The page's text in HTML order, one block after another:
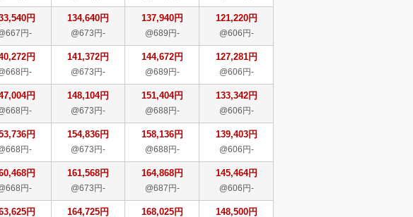
円
円-
134,640円
@673円-
137,940円
@689円-
121,220円
@606円-
円
円-
141,372円
@673円-
144,672円
@689円-
127,281円
@606円-
円
円-
148,104円
@673円-
151,404円
@688円-
133,342円
@606円-
円
円-
154,836円
@673円-
158,136円
@688円-
139,403円
@606円-
円
円-
161,568円
@673円-
164,868円
@687円-
145,464円
@606円-
円 164,725円 168,025円 148,500円